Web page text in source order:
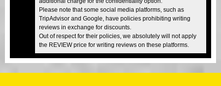
Please note that some social media platforms, such as
TripAdvisor and Google, have policies prohibiting writing
reviews in exchange for discounts.
Out of respect for their policies, we absolutely will not apply
the REVIEW price for writing reviews on these platforms.